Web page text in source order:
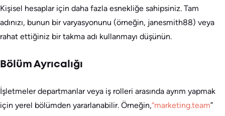
Kişisel hesaplar için daha fazla esnekliğe sahipsiniz. Tam
adınızı, bunun bir varyasyonunu (örneğin, janesmith88) veya
rahat ettiğiniz bir takma adı kullanmayı düşünün.
Bölüm Ayrıcalığı
İşletmeler departmanlar veya iş rolleri arasında ayrım yapmak
için yerel bölümden yararlanabilir. Örneğin,“marketing.team”